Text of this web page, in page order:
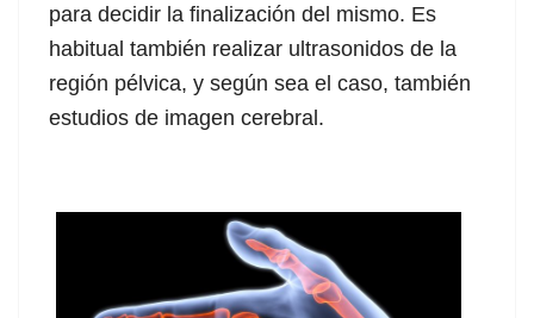
para decidir la finalización del mismo. Es
habitual también realizar ultrasonidos de la
región pélvica, y según sea el caso, también
estudios de imagen cerebral.